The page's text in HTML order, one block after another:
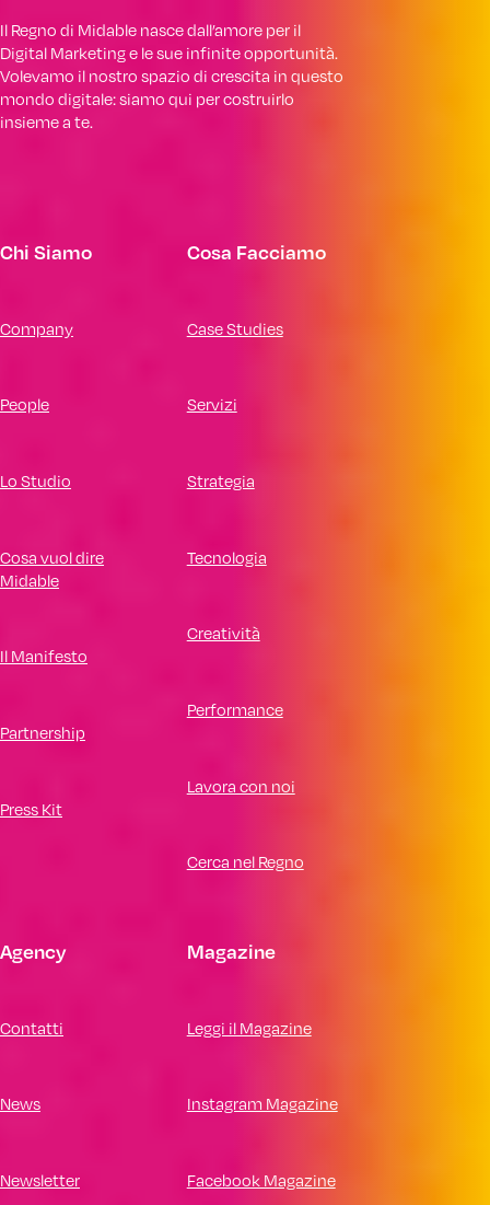
Il Regno di Midable nasce dall’amore per il
Digital Marketing e le sue infinite opportunità.
Volevamo il nostro spazio di crescita in questo
mondo digitale: siamo qui per costruirlo
insieme a te.
Chi Siamo
Company
People
Lo Studio
Cosa vuol dire
Midable
Il Manifesto
Partnership
Press Kit
Cosa Facciamo
Case Studies
Servizi
Strategia
Tecnologia
Creatività
Performance
Lavora con noi
Cerca nel Regno
Agency
Contatti
News
Newsletter
Magazine
Leggi il Magazine
Instagram Magazine
Facebook Magazine